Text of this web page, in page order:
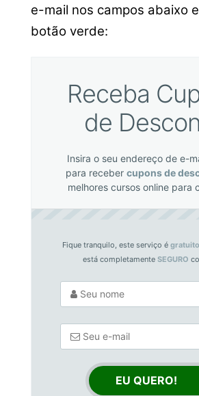
e-mail nos campos abaixo
botão verde:
Receba
de
Insira o seu endereço de e-
para receber cupons de
melhores cursos online para
Fique tranquilo, este serviço é gratuito
está completamente SEGURO